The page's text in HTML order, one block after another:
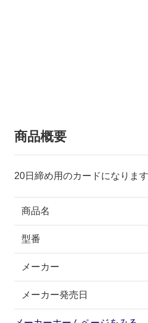
商品概要
20日締め用のカードになります
商品名
型番
メーカー
メーカー発売日